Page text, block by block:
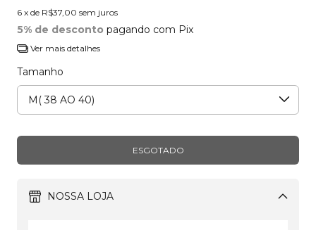
6 x de R$37,00 sem juros
5% de desconto pagando com Pix
Ver mais detalhes
Tamanho
NOSSA LOJA